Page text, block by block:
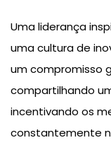
Uma liderança
uma cultura de
um compromisso
compartilhando
incentivando os
constantemente